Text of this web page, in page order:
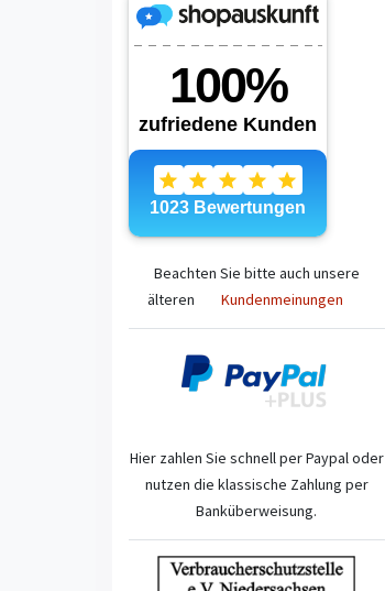
Beachten Sie bitte auch unsere
älteren
Kundenmeinungen
Hier zahlen Sie schnell per Paypal oder
nutzen die klassische Zahlung per
Banküberweisung.